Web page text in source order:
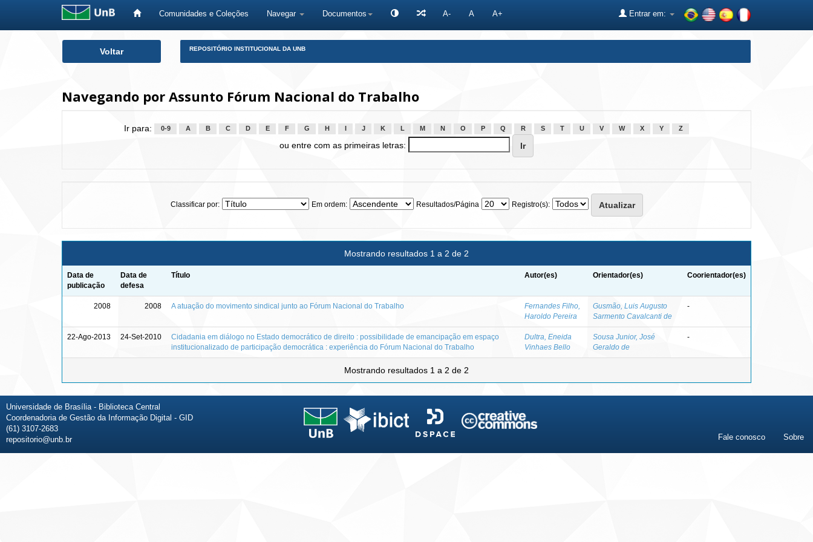
Comunidades e Coleções Navegar Documentos A- A A+ Entrar em:
Voltar REPOSITÓRIO INSTITUCIONAL DA UNB
Navegando por Assunto Fórum Nacional do Trabalho
Ir para: 0-9 A B C D E F G H J K L M N O P Q R S T U V W X Y Z
ou entre com as primeiras letras:
Classificar por: Em ordem: Resultados/Página Registro(s):
Mostrando resultados 1 a 2 de 2
Data de
publicação
Data de
defesa
Título Autor(es) Orientador(es) Coorientador(es)
2008 2008 A atuação do movimento sindical junto ao Fórum Nacional do Trabalho
Fernandes Filho,
Haroldo Pereira
Gusmão, Luis Augusto
Sarmento Cavalcanti de
-
22-Ago-2013 24-Set-2010
Cidadania em diálogo no Estado democrático de direito : possibilidade de emancipação em espaço
institucionalizado de participação democrática : experiência do Fórum Nacional do Trabalho
Dultra, Eneida
Vinhaes Bello
Sousa Junior, José
Geraldo de
-
Mostrando resultados 1 a 2 de 2
Universidade de Brasília - Biblioteca Central
Coordenadoria de Gestão da Informação Digital - GID
(61) 3107-2683
repositorio@unb.br
Fale conosco Sobre